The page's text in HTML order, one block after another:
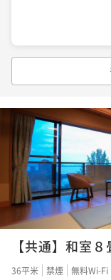
★宿の日★近江の
odoriー」～メイ
二食付き 現地決済可
陶板焼き＆しゃ
なんて！特選近
二食付き 現地決済可
【共通】和室８
36平米 禁煙 無料Wi-Fi